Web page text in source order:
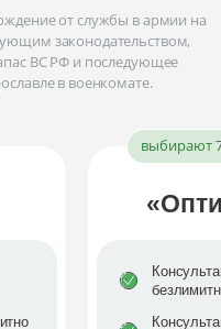
от службы в армии на
законодательством,
ВС РФ и последующее
в военкомате.
выбирают